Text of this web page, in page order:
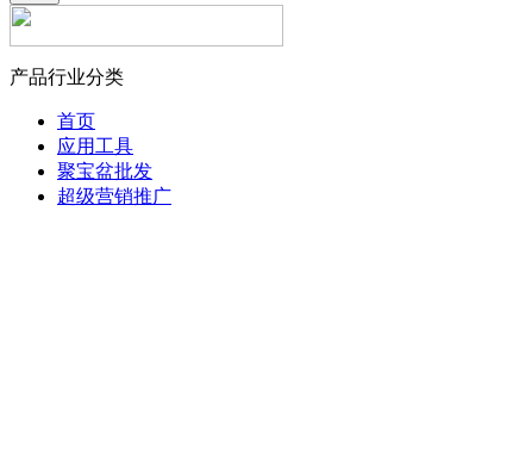
产品行业分类
首页
应用工具
聚宝盆批发
超级营销推广